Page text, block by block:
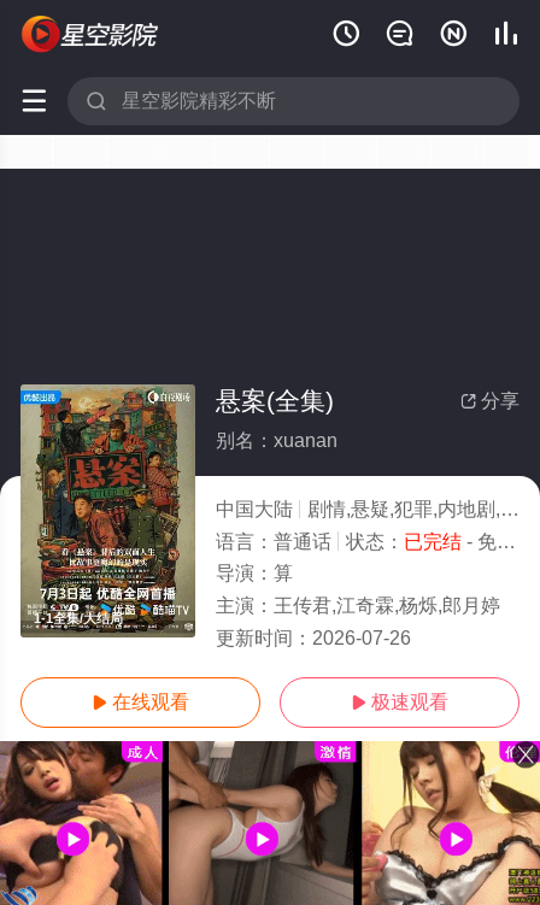
   
 
1-1全集/大结局
 分享
悬案(全集)
别名：xuanan
中国大陆
剧情,悬疑,犯罪,内地剧,大陆
语言： 普通话 状态： 已完结- 免费在线观看
导演： 算
主演： 王传君,江奇霖,杨烁,郎月婷
更新时间： 2026-07-26
 在线观看  极速观看